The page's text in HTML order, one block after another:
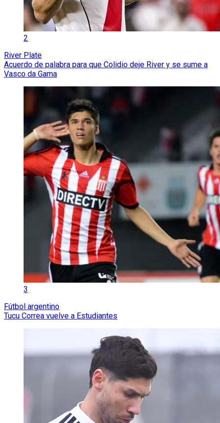
2
River Plate
Acuerdo de palabra para que Colidio deje River y se sume a
Vasco da Gama
3
Fútbol argentino
Tucu Correa vuelve a Estudiantes